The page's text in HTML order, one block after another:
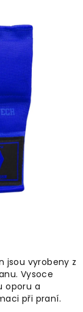
jsou vyrobeny z
Vysoce
oporu a
při praní.